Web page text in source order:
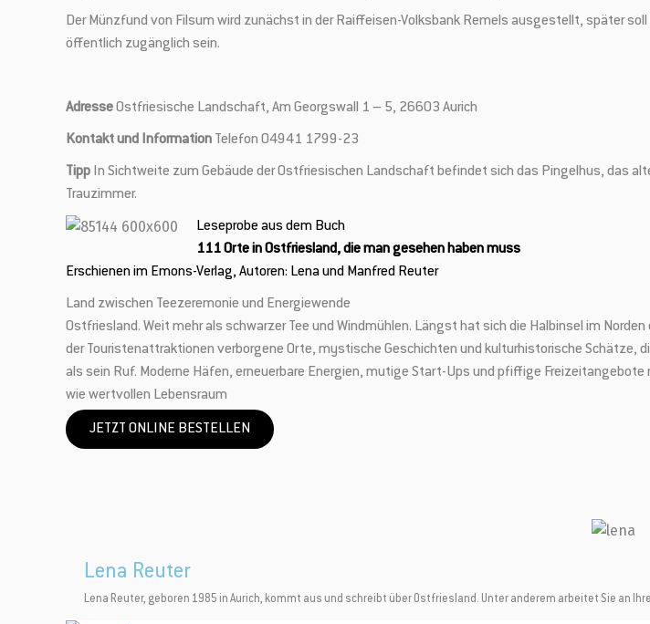
Der Münzfund von Filsum wird zunächst in der Raiffeisen-Volksbank Remels ausgestellt, später
öffentlich zugänglich sein.
Adresse Ostfriesische Landschaft, Am Georgswall 1 – 5, 26603 Aurich
Kontakt und Information Telefon 04941 1799-23
Tipp In Sichtweite zum Gebäude der Ostfriesischen Landschaft befindet sich das Pingelhus, das
Trauzimmer.
Leseprobe aus dem Buch
111 Orte in Ostfriesland, die man gesehen haben muss
Erschienen im Emons-Verlag, Autoren: Lena und Manfred Reuter
Land zwischen Teezeremonie und Energiewende
Ostfriesland. Weit mehr als schwarzer Tee und Windmühlen. Längst hat sich die Halbinsel im
der Touristenattraktionen verborgene Orte, mystische Geschichten und kulturhistorische Schätze,
als sein Ruf. Moderne Häfen, erneuerbare Energien, mutige Start-Ups und pfiffige
wie wertvollen Lebensraum
JETZT ONLINE BESTELLEN
Lena Reuter
Lena Reuter, geboren 1985 in Aurich, kommt aus und schreibt über Ostfriesland. Unter anderem arbeitet Sie an